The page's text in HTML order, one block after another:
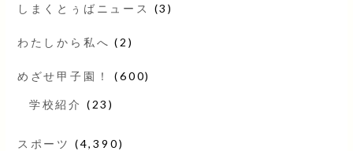
しまくとぅばニュース (3)
わたしから私へ (2)
めざせ甲子園！ (600)
学校紹介 (23)
スポーツ (4,390)